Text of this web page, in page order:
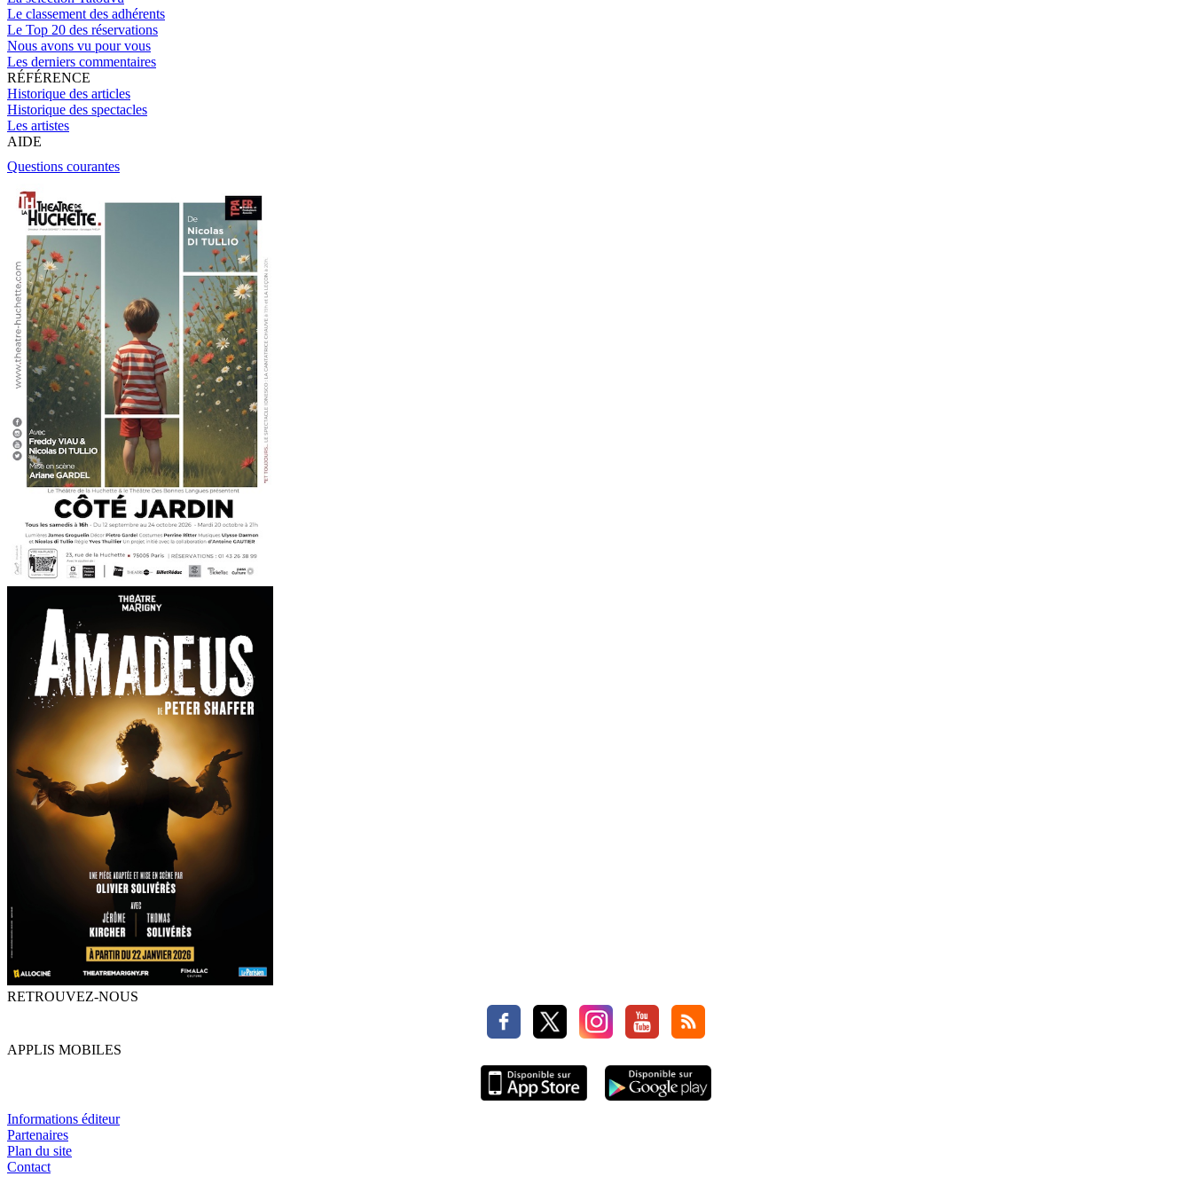
Le classement des adhérents
Le Top 20 des réservations
Nous avons vu pour vous
Les derniers commentaires
RÉFÉRENCE
Historique des articles
Historique des spectacles
Les artistes
AIDE
Questions courantes
RETROUVEZ-NOUS
APPLIS MOBILES
Informations éditeur
Partenaires
Plan du site
Contact